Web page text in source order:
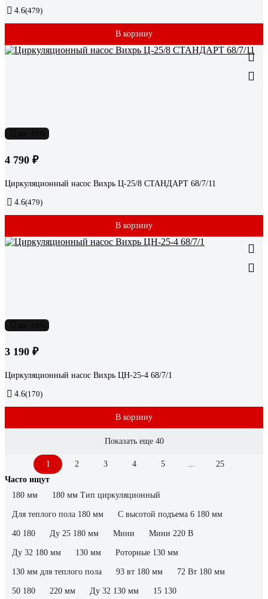
4.6(479)
В корзину
4 790 ₽
Циркуляционный насос Вихрь Ц-25/8 СТАНДАРТ 68/7/11
4.6(479)
В корзину
3 190 ₽
Циркуляционный насос Вихрь ЦН-25-4 68/7/1
4.6(170)
В корзину
Показать еще 40
1 2 3 4 5 ...
25
Часто ищут
180 мм
180 мм Тип циркуляционный
Для теплого пола 180 мм С высотой подъема 6 180 мм
40 180 Ду 25 180 мм Мини Мини 220 В
Ду 32 180 мм 130 мм Роторные 130 мм
130 мм для теплого пола 93 вт 180 мм 72 Вт 180 мм
50 180 220 мм Ду 32 130 мм 15 130